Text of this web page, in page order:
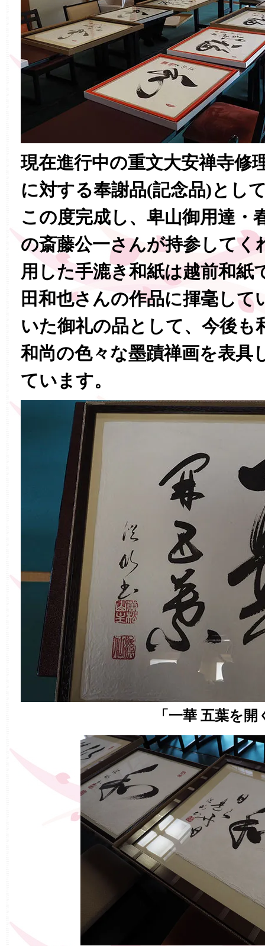
現在進行中の重文大安禅寺修
に対する奉謝品(記念品)とし
この度完成し、卑山御用達・
の斎藤公一さんが持参してく
用した手漉き和紙は越前和紙
田和也さんの作品に揮毫して
いた御礼の品として、今後も
和尚の色々な墨蹟禅画を表具
ています。
「一華 五葉を開